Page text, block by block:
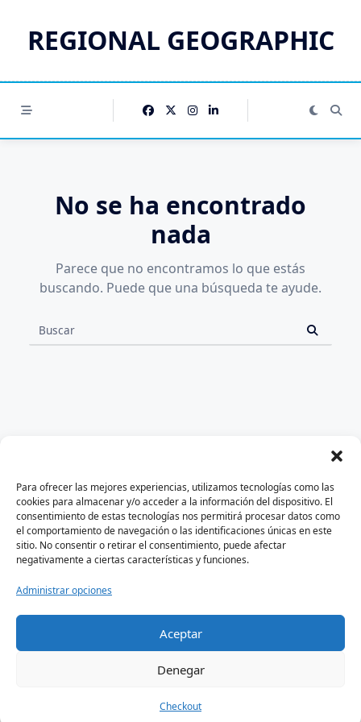
Para ofrecer las mejores experiencias, utilizamos tecnologías como las
cookies para almacenar y/o acceder a la información del dispositivo. El
consentimiento de estas tecnologías nos permitirá procesar datos como
el comportamiento de navegación o las identificaciones únicas en este
sitio. No consentir o retirar el consentimiento, puede afectar
negativamente a ciertas características y funciones.
Administrar opciones
Aceptar
Denegar
Checkout
contenidoREGIONAL GEOGRAPHIC
No se ha encontrado
nada
Parece que no encontramos lo que estás
buscando. Puede que una búsqueda te ayude.
Buscar:
Autor Aviso Legal Política De Privacidad